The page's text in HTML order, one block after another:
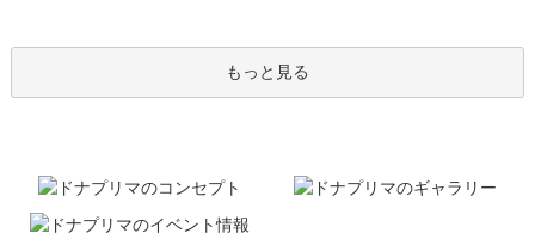
もっと見る